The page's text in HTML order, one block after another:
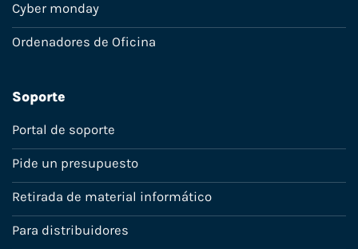
Cyber monday
Ordenadores de Oficina
Soporte
Portal de soporte
Pide un presupuesto
Retirada de material informático
Para distribuidores